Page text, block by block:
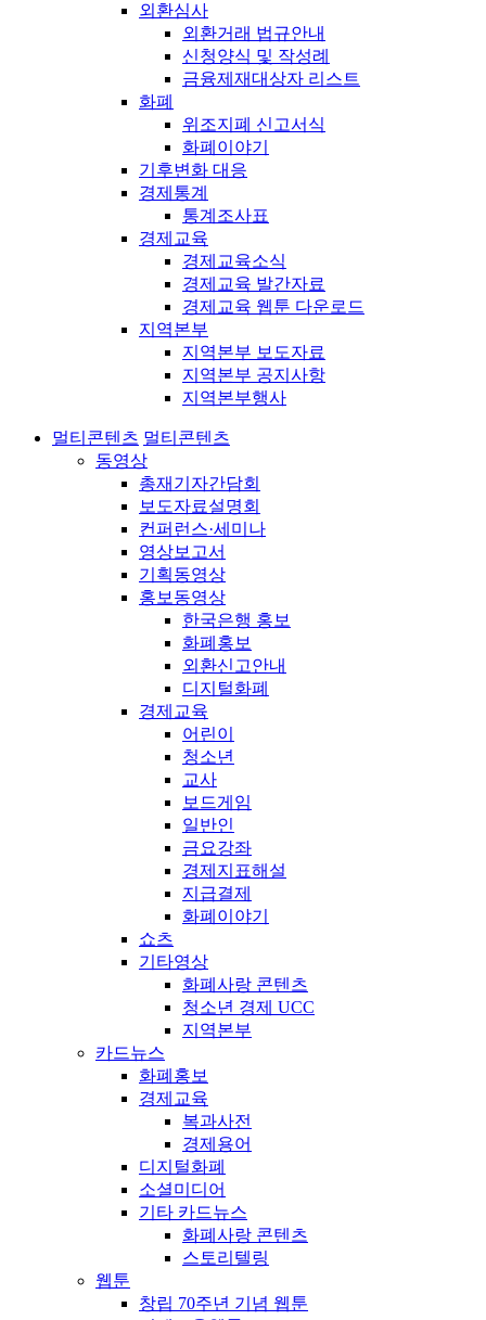
외환심사
외환거래 법규안내
신청양식 및 작성례
금융제재대상자 리스트
화폐
위조지폐 신고서식
화폐이야기
기후변화 대응
경제통계
통계조사표
경제교육
경제교육소식
경제교육 발간자료
경제교육 웹툰 다운로드
지역본부
지역본부 보도자료
지역본부 공지사항
지역본부행사
멀티콘텐츠 멀티콘텐츠
동영상
총재기자간담회
보도자료설명회
컨퍼런스·세미나
영상보고서
기획동영상
홍보동영상
한국은행 홍보
화폐홍보
외환신고안내
디지털화폐
경제교육
어린이
청소년
교사
보드게임
일반인
금요강좌
경제지표해설
지급결제
화폐이야기
쇼츠
기타영상
화폐사랑 콘텐츠
청소년 경제 UCC
지역본부
카드뉴스
화폐홍보
경제교육
복과사전
경제용어
디지털화폐
소셜미디어
기타 카드뉴스
화폐사랑 콘텐츠
스토리텔링
웹툰
창립 70주년 기념 웹툰